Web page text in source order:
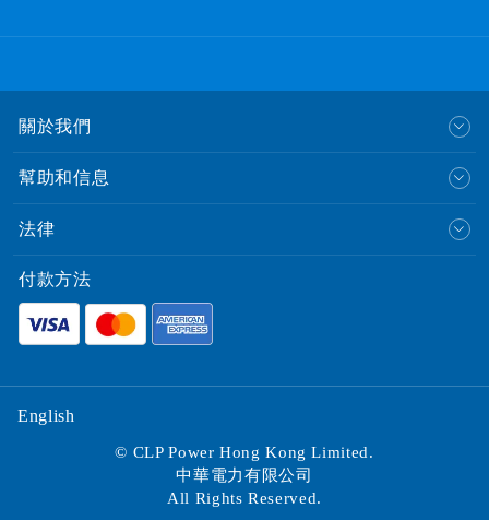
關於我們
幫助和信息
法律
付款方法
English
© CLP Power Hong Kong Limited.
中華電力有限公司
All Rights Reserved.